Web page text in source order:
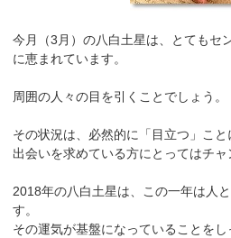
今月（3月）の八白土星は、とてもセ
に恵まれています。
周囲の人々の目を引くことでしょう。
その状況は、必然的に「目立つ」こ
出会いを求めている方にとってはチャ
2018年の八白土星は、この一年は人
す。
その運気が基盤になっていることを